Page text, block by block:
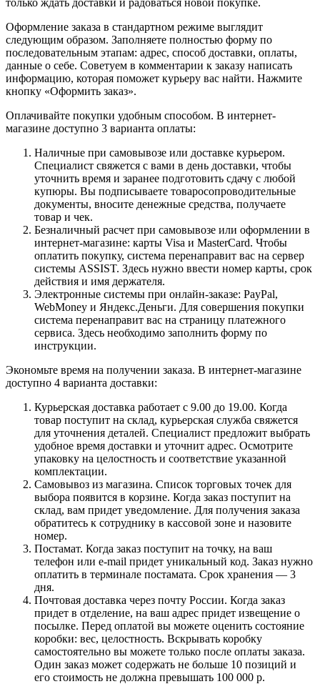
Оформление заказа в стандартном режиме выглядит
следующим образом. Заполняете полностью форму по
последовательным этапам: адрес, способ доставки, оплаты,
данные о себе. Советуем в комментарии к заказу написать
информацию, которая поможет курьеру вас найти. Нажмите
кнопку «Оформить заказ».
Оплачивайте покупки удобным способом. В интернет-
магазине доступно 3 варианта оплаты:
Наличные при самовывозе или доставке курьером.
Специалист свяжется с вами в день доставки, чтобы
уточнить время и заранее подготовить сдачу с любой
купюры. Вы подписываете товаросопроводительные
документы, вносите денежные средства, получаете
товар и чек.
Безналичный расчет при самовывозе или оформлении в
интернет-магазине: карты Visa и MasterCard. Чтобы
оплатить покупку, система перенаправит вас на сервер
системы ASSIST. Здесь нужно ввести номер карты, срок
действия и имя держателя.
Электронные системы при онлайн-заказе: PayPal,
WebMoney и Яндекс.Деньги. Для совершения покупки
система перенаправит вас на страницу платежного
сервиса. Здесь необходимо заполнить форму по
инструкции.
Экономьте время на получении заказа. В интернет-магазине
доступно 4 варианта доставки:
Курьерская доставка работает с 9.00 до 19.00. Когда
товар поступит на склад, курьерская служба свяжется
для уточнения деталей. Специалист предложит выбрать
удобное время доставки и уточнит адрес. Осмотрите
упаковку на целостность и соответствие указанной
комплектации.
Самовывоз из магазина. Список торговых точек для
выбора появится в корзине. Когда заказ поступит на
склад, вам придет уведомление. Для получения заказа
обратитесь к сотруднику в кассовой зоне и назовите
номер.
Постамат. Когда заказ поступит на точку, на ваш
телефон или e-mail придет уникальный код. Заказ нужно
оплатить в терминале постамата. Срок хранения — 3
дня.
Почтовая доставка через почту России. Когда заказ
придет в отделение, на ваш адрес придет извещение о
посылке. Перед оплатой вы можете оценить состояние
коробки: вес, целостность. Вскрывать коробку
самостоятельно вы можете только после оплаты заказа.
Один заказ может содержать не больше 10 позиций и
его стоимость не должна превышать 100 000 р.